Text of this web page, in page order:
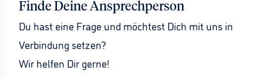
Finde Deine Ansprechperson
Du hast eine Frage und möchtest Dich mit uns in
Verbindung setzen?
Wir helfen Dir gerne!